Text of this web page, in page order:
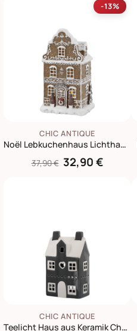
-13%
CHIC ANTIQUE
Noël Lebkuchenhaus Lichthaus mit LED
37,90 € 32,90 €
CHIC ANTIQUE
Teelicht Haus aus Keramik Chamonix 2, schwarz